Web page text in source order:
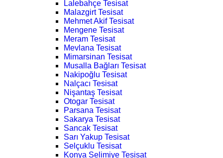
Lalebahçe Tesisat
Malazgirt Tesisat
Mehmet Akif Tesisat
Mengene Tesisat
Meram Tesisat
Mevlana Tesisat
Mimarsinan Tesisat
Musalla Bağları Tesisat
Nakipoğlu Tesisat
Nalçacı Tesisat
Nişantaş Tesisat
Otogar Tesisat
Parsana Tesisat
Sakarya Tesisat
Sancak Tesisat
Sarı Yakup Tesisat
Selçuklu Tesisat
Konya Selimiye Tesisat